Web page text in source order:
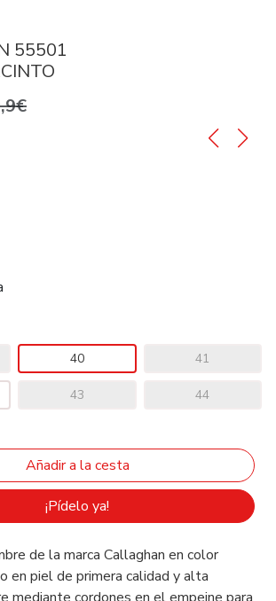
55501
40 41
43 44
¡Pídelo ya!
de la marca Callaghan en color
en piel de primera calidad y alta
mediante cordones en el empeine para